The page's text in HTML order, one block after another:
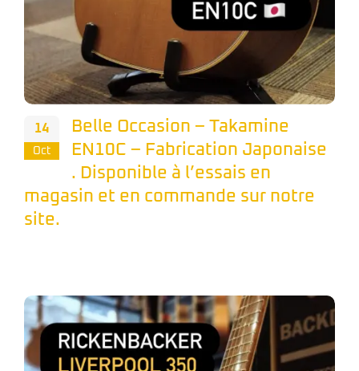
14
Oct
Belle Occasion – Takamine
EN10C – Fabrication Japonaise
. Disponible à l’essais en
magasin et en commande sur notre
site.